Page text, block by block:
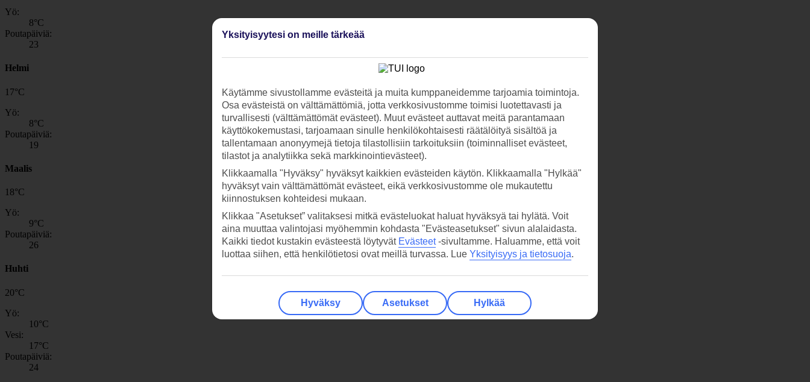
Yö:
8°C
Poutapäiviä:
23
Helmi
17°C
Yö:
8°C
Poutapäiviä:
19
Maalis
18°C
Yö:
9°C
Poutapäiviä:
26
Huhti
20°C
Yö:
10°C
Vesi:
17°C
Poutapäiviä:
24
Yksityisyytesi on meille tärkeää
Käytämme sivustollamme evästeitä ja muita kumppaneidemme tarjoamia toimintoja.
Osa evästeistä on välttämättömiä, jotta verkkosivustomme toimisi luotettavasti ja
turvallisesti (välttämättömät evästeet). Muut evästeet auttavat meitä parantamaan
käyttökokemustasi, tarjoamaan sinulle henkilökohtaisesti räätälöityä sisältöä ja
tallentamaan anonyymejä tietoja tilastollisiin tarkoituksiin (toiminnalliset evästeet,
tilastot ja analytiikka sekä markkinointievästeet).
Klikkaamalla "Hyväksy" hyväksyt kaikkien evästeiden käytön. Klikkaamalla "Hylkää"
hyväksyt vain välttämättömät evästeet, eikä verkkosivustomme ole mukautettu
kiinnostuksen kohteidesi mukaan.
Klikkaa "Asetukset” valitaksesi mitkä evästeluokat haluat hyväksyä tai hylätä. Voit
aina muuttaa valintojasi myöhemmin kohdasta "Evästeasetukset" sivun alalaidasta.
Kaikki tiedot kustakin evästeestä löytyvät Evästeet-sivultamme. Haluamme, että voit
luottaa siihen, että henkilötietosi ovat meillä turvassa. Lue Yksityisyys ja tietosuoja.
Hyväksy Asetukset Hylkää